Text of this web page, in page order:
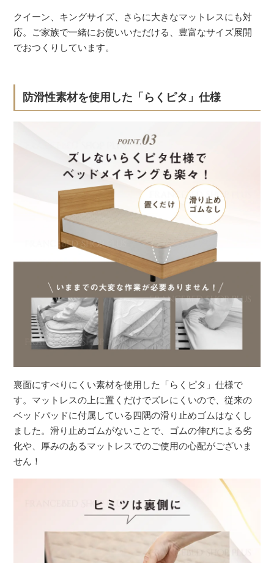
クイーン、キングサイズ、さらに大きなマットレスにも対
応。ご家族で一緒にお使いいただける、豊富なサイズ展開
でおつくりしています。
防滑性素材を使用した「らくピタ」仕様
裏面にすべりにくい素材を使用した「らくピタ」仕様で
す。マットレスの上に置くだけでズレにくいので、従来の
ベッドパッドに付属している四隅の滑り止めゴムはなくし
ました。滑り止めゴムがないことで、ゴムの伸びによる劣
化や、厚みのあるマットレスでのご使用の心配がございま
せん！